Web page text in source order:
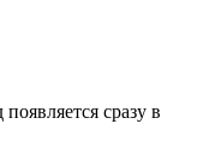
сразу в